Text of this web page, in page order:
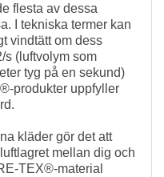
flesta av dessa
I tekniska termer kan
vindtätt om dess
s (luftvolym som
tyg på en sekund)
produkter uppfyller
kläder gör det att
mellan dig och
TEX®-material